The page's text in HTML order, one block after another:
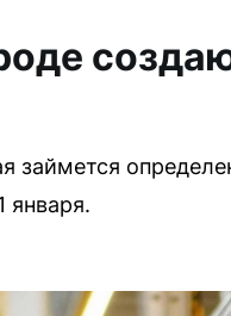
займется
января.